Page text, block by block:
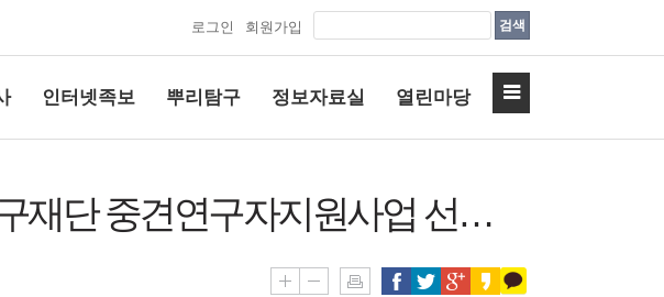
로그인 회원가입 검색
인터넷족보 뿌리탐구 정보자료실 열린마당
재단 중견연구자지원사업 선…